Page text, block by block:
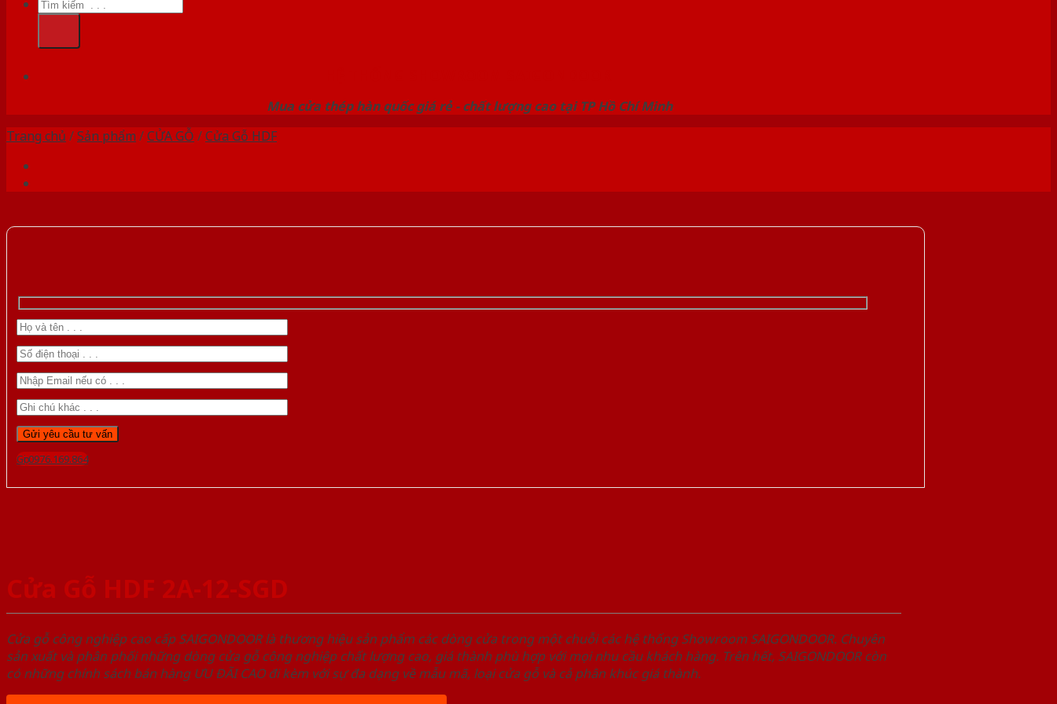
kiếm:
Mua cửa thép hàn quốc giá rẻ - chất lượng cao tại TP Hồ Chí Minh
Trang chủ /Sản phẩm /CỬA GỖ /Cửa Gỗ HDF
Gọi 0976.169.864
Cửa Gỗ HDF 2A-12-SGD
Cửa gỗ công nghiệp cao cấp SAIGONDOOR là thương hiệu sản phẩm các dòng cửa trong một chuỗi các hệ thống Showroom SAIGONDOOR. Chuyên
sản xuất và phân phối những dòng cửa gỗ công nghiệp chất lượng cao, giá thành phù hợp với mọi nhu cầu khách hàng. Trên hết, SAIGONDOOR còn
có những chính sách bán hàng ƯU ĐÃI CAO đi kèm với sự đa dạng về mẫu mã, loại cửa gỗ và cả phân khúc giá thành.